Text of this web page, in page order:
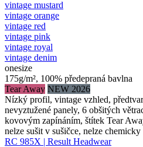
vintage mustard
vintage orange
vintage red
vintage pink
vintage royal
vintage denim
onesize
175g/m², 100% předepraná bavlna
Tear Away NEW 2026
Nízký profil, vintage vzhled,
nevyztužené panely, 6 obšitých
kovovým zapínáním, štítek Tear
nelze sušit v sušičce, nelze
RC 985X | Result Headwear